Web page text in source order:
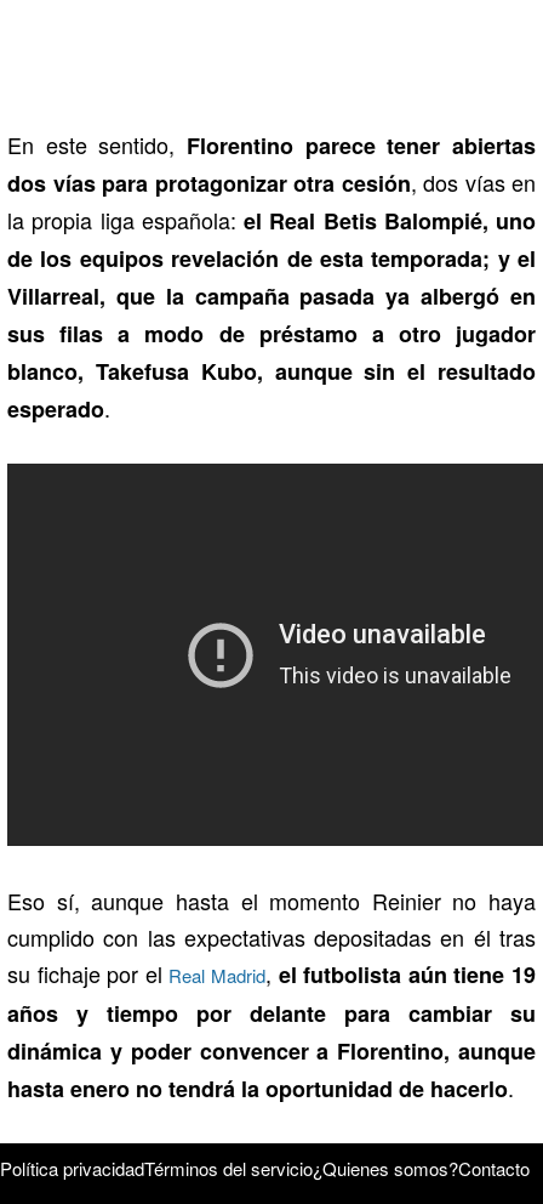
En este sentido, Florentino parece tener abiertas
dos vías para protagonizar otra cesión, dos vías en
la propia liga española: el Real Betis Balompié, uno
de los equipos revelación de esta temporada; y el
Villarreal, que la campaña pasada ya albergó en
sus filas a modo de préstamo a otro jugador
blanco, Takefusa Kubo, aunque sin el resultado
esperado.
Eso sí, aunque hasta el momento Reinier no haya
cumplido con las expectativas depositadas en él tras
su fichaje por el Real Madrid, el futbolista aún tiene 19
años y tiempo por delante para cambiar su
dinámica y poder convencer a Florentino, aunque
hasta enero no tendrá la oportunidad de hacerlo.
Política privacidadTérminos del servicio¿Quienes somos?Contacto